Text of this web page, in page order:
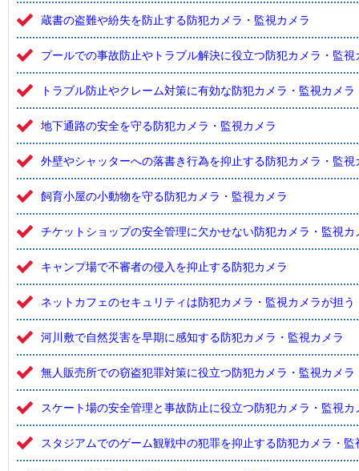
蔵書の盗難や紛失を防止する防犯カメラ・監視カメラ
プールでの事故防止やトラブル解決に役立つ防犯カメラ・監視
トラブル防止やクレーム対策に有効な防犯カメラ・監視カメラ
地下通路の安全を守る防犯カメラ・監視カメラ
外壁やシャッターへの落書き行為を抑止する防犯カメラ・監視
飼育小屋の小動物を守る防犯カメラ・監視カメラ
チケットショップの安全管理に欠かせない防犯カメラ・監視カ
キャンプ場で不審者の侵入を抑止する防犯カメラ
ネットカフェのセキュリティは防犯カメラ・監視カメラが担う
河川敷で自然災害を早期に感知する防犯カメラ・監視カメラ
無人販売所での窃盗犯罪対策に役立つ防犯カメラ・監視カメラ
スケート場の安全管理と事故防止に役立つ防犯カメラ・監視カ
スタジアムでのゲーム観戦中の犯罪を抑止する防犯カメラ・監